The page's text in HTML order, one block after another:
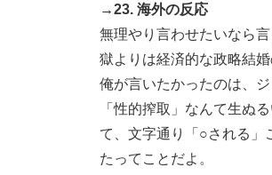
→23. 海外の反応
無理やり言わせたいなら
獄よりは経済的な政略結婚
俺が言いたかったのは、
「性的搾取」なんて生ぬ
て、文字通り「○される」
たってことだよ。